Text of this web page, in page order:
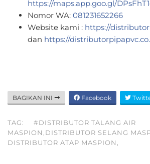
https://maps.app.goo.gl/
Nomor WA: 081231652266
Website kami : https://
dan https://
BAGIKAN INI Facebook
TAG:
#DISTRIBUTOR TALANG AIR
MASPION,DISTRIBUTOR SELANG
DISTRIBUTOR ATAP MASPION,